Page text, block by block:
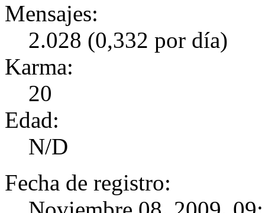
Mensajes:
2.028 (0,332 por día)
Karma:
20
Edad:
N/D
Fecha de registro: